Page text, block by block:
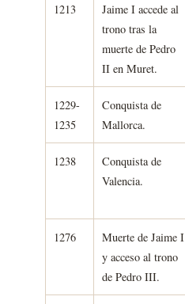
1213
Jaime I accede al
trono tras la
muerte de Pedro
II en Muret.
1229-
1235
Conquista de
Mallorca.
1238
Conquista de
Valencia.
1276
Muerte de Jaime I
y acceso al trono
de Pedro III.